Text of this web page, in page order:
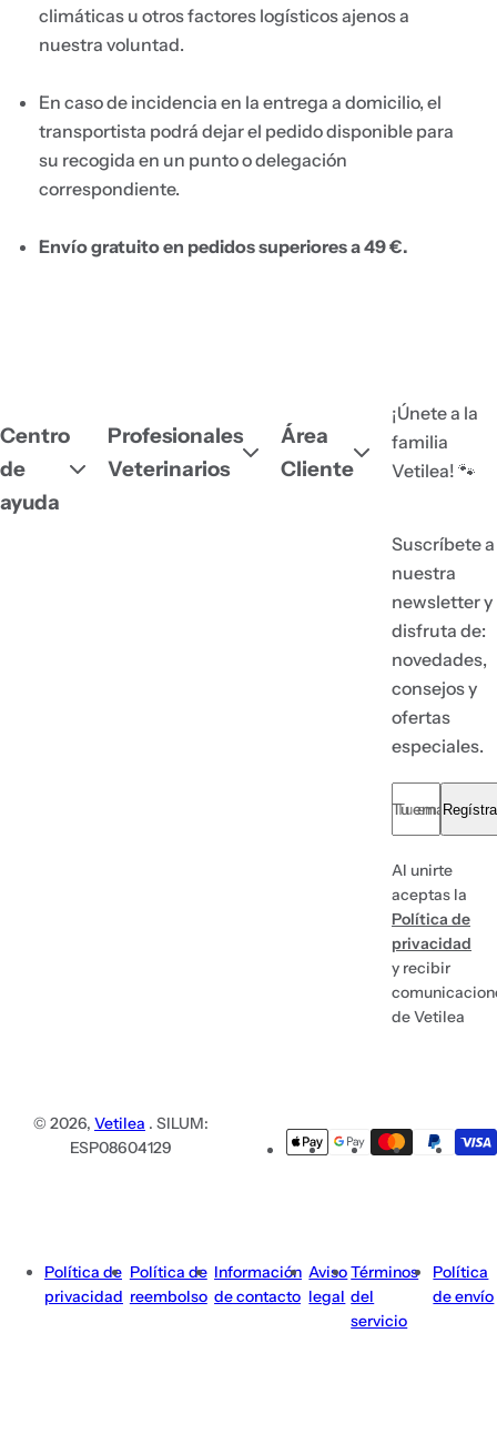
climáticas u otros factores logísticos ajenos a
nuestra voluntad.
En caso de incidencia en la entrega a domicilio, el
transportista podrá dejar el pedido disponible para
su recogida en un punto o delegación
correspondiente.
Envío gratuito en pedidos superiores a 49 €.
Centro
de
ayuda
Profesionales
Veterinarios
Área
Cliente
¡Únete a la
familia
Vetilea! 🐾
Suscríbete a
nuestra
newsletter y
disfruta de:
novedades,
consejos y
ofertas
especiales.
Tu email... *
Al unirte
aceptas la
Política de
privacidad
y recibir
de Vetilea
© 2026, Vetilea . SILUM:
ESP08604129
Política de
privacidad
Política de
reembolso
Información
de contacto
Aviso
legal
Términos
del
servicio
Política
de envío